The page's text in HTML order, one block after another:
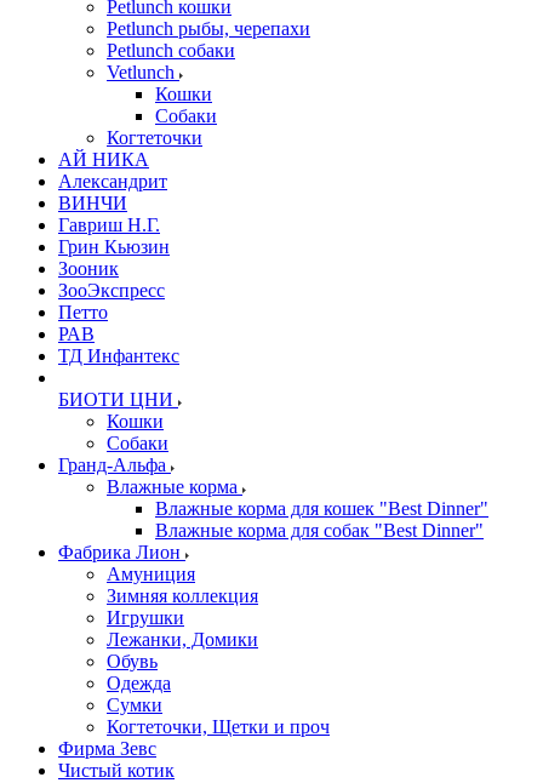
Petlunch кошки
Petlunch рыбы, черепахи
Petlunch собаки
Vetlunch
Кошки
Собаки
Когтеточки
АЙ НИКА
Александрит
ВИНЧИ
Гавриш Н.Г.
Грин Кьюзин
Зооник
ЗооЭкспресс
Петто
РАВ
ТД Инфантекс
БИОТИ ЦНИ
Кошки
Собаки
Гранд-Альфа
Влажные корма
Влажные корма для кошек "Best Dinner"
Влажные корма для собак "Best Dinner"
Фабрика Лион
Амуниция
Зимняя коллекция
Игрушки
Лежанки, Домики
Обувь
Одежда
Сумки
Когтеточки, Щетки и проч
Фирма Зевс
Чистый котик